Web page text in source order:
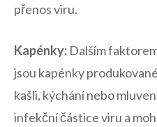
přenos viru.
Kapénky: Dalším
jsou kapénky
kašli, kýchání nebo
infekční částice viru a